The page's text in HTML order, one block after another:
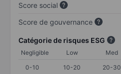
Score social
Score de gouvernance
Catégorie de risques ESG
Negligible Low Med
0-10
10-20 20-30